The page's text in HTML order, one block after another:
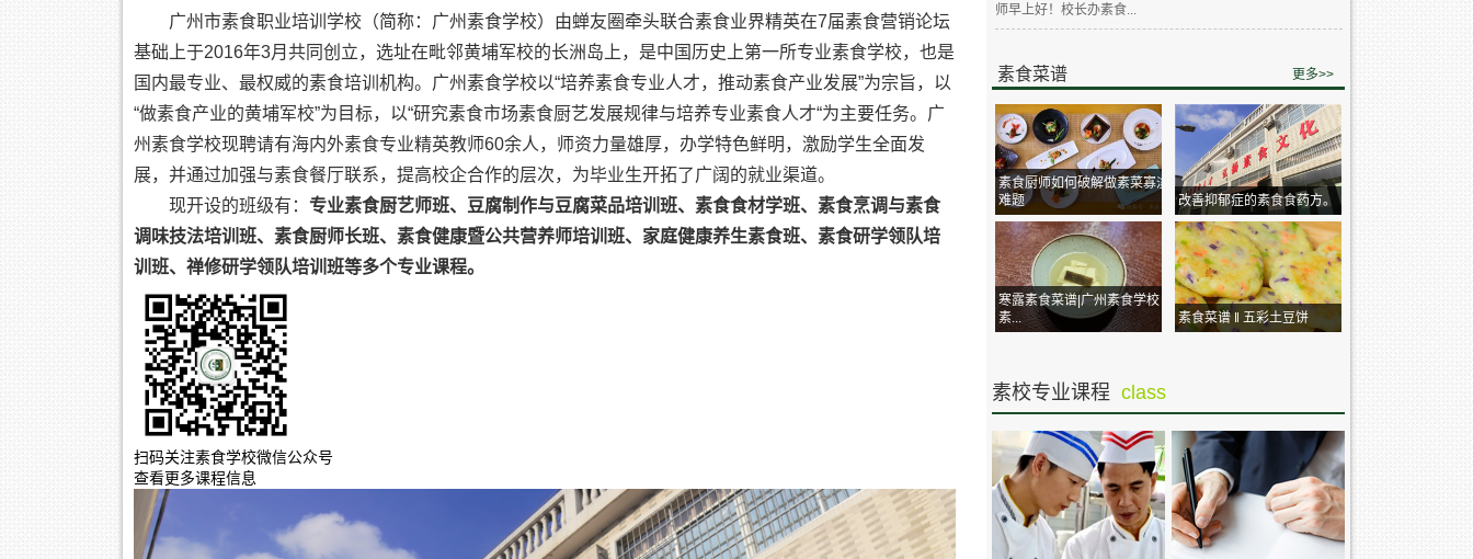
师早上好！校长办素食...
素食菜谱 更多>>
素食厨师如何破解做素菜寡淡
难题
改善抑郁症的素食食药方。
寒露素食菜谱|广州素食学校
素...
素食菜谱 ‖ 五彩土豆饼
素校专业课程 class
广州市素食职业培训学校（简称：广州素食学校）由蝉友圈牵头联合素食业界精英在7届素食营销论坛
基础上于2016年3月共同创立，选址在毗邻黄埔军校的长洲岛上，是中国历史上第一所专业素食学校，也是
国内最专业、最权威的素食培训机构。广州素食学校以“培养素食专业人才，推动素食产业发展”为宗旨，以
“做素食产业的黄埔军校”为目标，以“研究素食市场素食厨艺发展规律与培养专业素食人才“为主要任务。广
州素食学校现聘请有海内外素食专业精英教师60余人，师资力量雄厚，办学特色鲜明，激励学生全面发
展，并通过加强与素食餐厅联系，提高校企合作的层次，为毕业生开拓了广阔的就业渠道。
现开设的班级有： 专业素食厨艺师班、豆腐制作与豆腐菜品培训班、素食食材学班、素食烹调与素食
调味技法培训班、素食厨师长班、素食健康暨公共营养师培训班、家庭健康养生素食班、素食研学领队培
训班、禅修研学领队培训班等多个专业课程。
扫码关注素食学校微信公众号
查看更多课程信息